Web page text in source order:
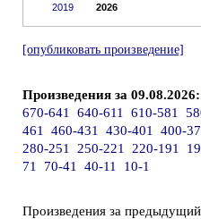
2019 2026
[опубликовать произведение]
Произведения за 09.08.2026:
670-641
640-611 610-581
461
460-431 430-401 400-
280-251
250-221 220-191
71
70-41 40-11 10-1
Произведения за